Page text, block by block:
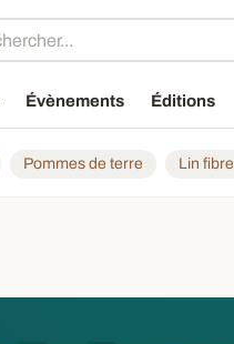
Évènements Éditions
Pommes de terre Lin fibre